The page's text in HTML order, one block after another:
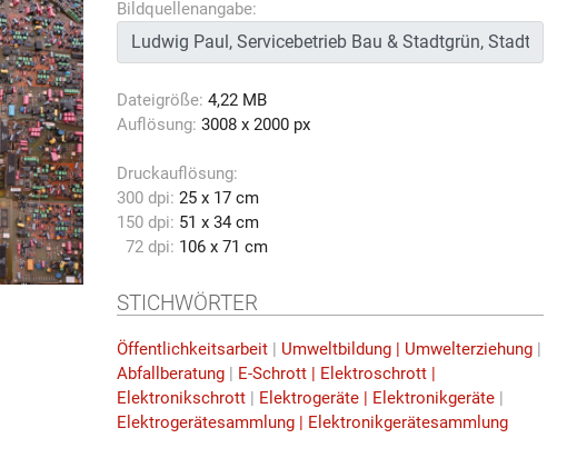
Bildquellenangabe:
Dateigröße: 4,22 MB
Auflösung: 3008 x 2000 px
Druckauflösung:
300 dpi: 25 x 17 cm
150 dpi: 51 x 34 cm
72 dpi: 106 x 71 cm
STICHWÖRTER
Öffentlichkeitsarbeit | Umweltbildung | Umwelterziehung |
Abfallberatung | E-Schrott | Elektroschrott |
Elektronikschrott | Elektrogeräte | Elektronikgeräte |
Elektrogerätesammlung | Elektronikgerätesammlung